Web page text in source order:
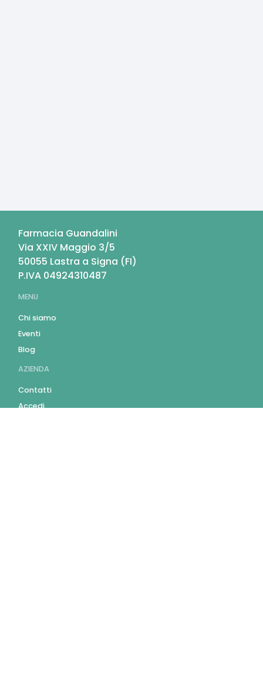
Farmacia Guandalini
Via XXIV Maggio 3/5
50055 Lastra a Signa (FI)
P.IVA 04924310487
MENU
Chi siamo
Eventi
Blog
AZIENDA
Contatti
Accedi